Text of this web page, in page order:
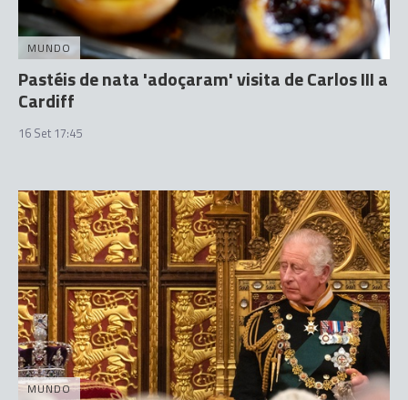
MUNDO
Pastéis de nata 'adoçaram' visita de Carlos III a
Cardiff
16 Set 17:45
MUNDO